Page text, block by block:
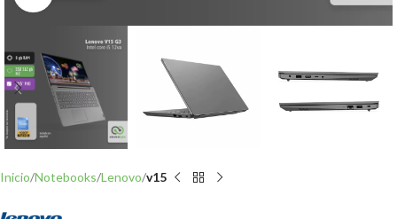
Inicio Notebooks Lenovo v15